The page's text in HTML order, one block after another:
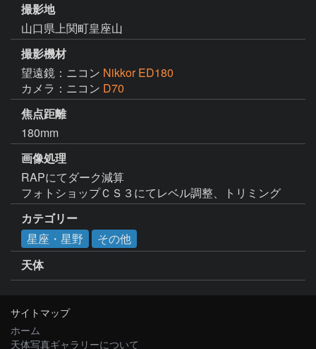
撮影地
山口県上関町皇座山
撮影機材
望遠鏡：ニコン Nikkor ED180
カメラ：ニコン D70
焦点距離
180mm
画像処理
RAPにてダーク減算
フォトショップＣＳ３にてレベル調整、トリミング
カテゴリー
星座・星野
その他
天体
サイトマップ
ホーム
天体写真ギャラリーについて